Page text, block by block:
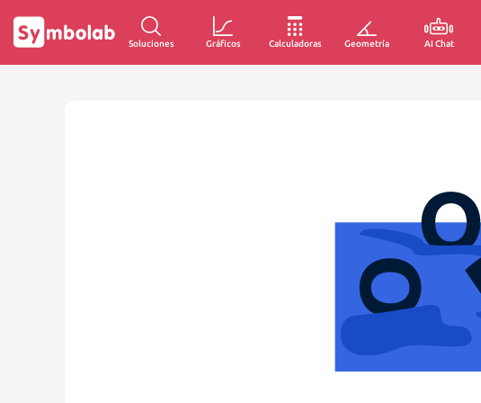
Soluciones Gráficos Calculadoras Geometría AI Chat